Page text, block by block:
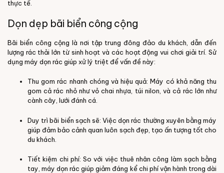
thực tế.
Dọn dẹp bãi biển công cộng
Bãi biển công cộng là nơi tập trung đông đảo du khách, dẫn đến
lượng rác thải lớn từ sinh hoạt và các hoạt động vui chơi giải trí. Sử
dụng máy dọn rác giúp xử lý triệt để vấn đề này:
Thu gom rác nhanh chóng và hiệu quả: Máy có khả năng thu
gom cả rác nhỏ như vỏ chai nhựa, túi nilon, và cả rác lớn như
cành cây, lưới đánh cá.
Duy trì bãi biển sạch sẽ: Việc dọn rác thường xuyên bằng máy
giúp đảm bảo cảnh quan luôn sạch đẹp, tạo ấn tượng tốt cho
du khách.
Tiết kiệm chi phí: So với việc thuê nhân công làm sạch bằng
tay, máy dọn rác giúp giảm đáng kể chi phí vận hành trong dài